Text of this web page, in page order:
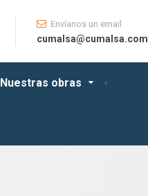
Nuestras obras
Envíanos un email
cumalsa@cumalsa.com